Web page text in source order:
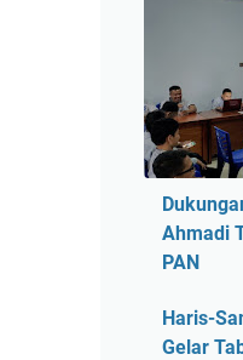
Ahmadi
PAN
Haris-
Gelar